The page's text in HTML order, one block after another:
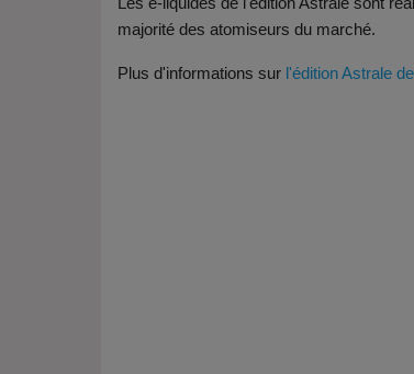
majorité des atomiseurs du marché.
Plus d'informations sur l'édition Astrale